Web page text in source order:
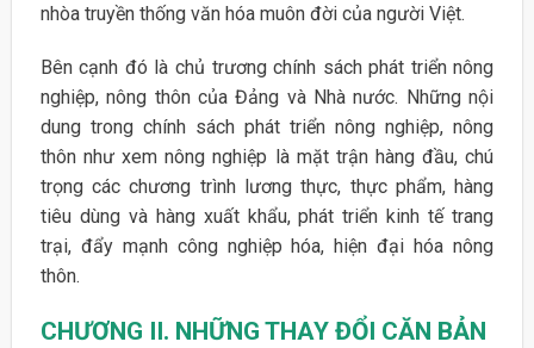
nhòa truyền thống văn hóa muôn đời của người Việt.
Bên cạnh đó là chủ trương chính sách phát triển nông
nghiệp, nông thôn của Đảng và Nhà nước. Những nội
dung trong chính sách phát triển nông nghiệp, nông
thôn như xem nông nghiệp là mặt trận hàng đầu, chú
trọng các chương trình lương thực, thực phẩm, hàng
tiêu dùng và hàng xuất khẩu, phát triển kinh tế trang
trại, đẩy mạnh công nghiệp hóa, hiện đại hóa nông
thôn.
CHƯƠNG II. NHỮNG THAY ĐỔI CĂN BẢN